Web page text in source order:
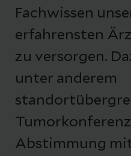
Fachwissen
erfahrensten
zu versorgen.
unter anderem
Abstimmung